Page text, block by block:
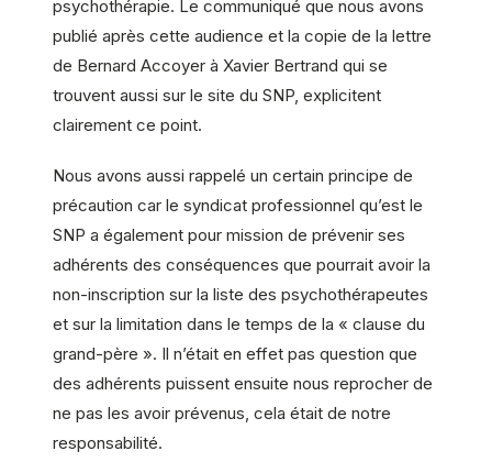
psychothérapie. Le communiqué que nous avons
publié après cette audience et la copie de la lettre
de Bernard Accoyer à Xavier Bertrand qui se
trouvent aussi sur le site du SNP, explicitent
clairement ce point.
Nous avons aussi rappelé un certain principe de
précaution car le syndicat professionnel qu’est le
SNP a également pour mission de prévenir ses
adhérents des conséquences que pourrait avoir la
non-inscription sur la liste des psychothérapeutes
et sur la limitation dans le temps de la « clause du
grand-père ». Il n’était en effet pas question que
des adhérents puissent ensuite nous reprocher de
ne pas les avoir prévenus, cela était de notre
responsabilité.